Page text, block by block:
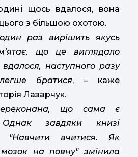
щось вдалося, вона
з більшою охотою.
раз вирішить якусь
що це виглядало
наступного разу
братися, – каже
Лазарчук.
що сама є
Однак завдяки книзі
"Навчити вчитися. Як
мозок на повну" змінила